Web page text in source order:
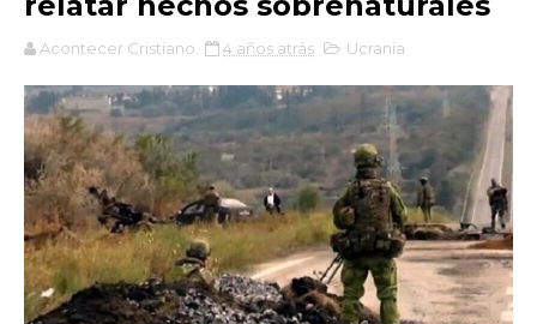
Acontecer Cristiano 4 años atrás Ucrania